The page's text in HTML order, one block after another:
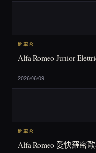
閒車談
Alfa Romeo Junior
2026/06/09
閒車談
Alfa Romeo 愛快羅密